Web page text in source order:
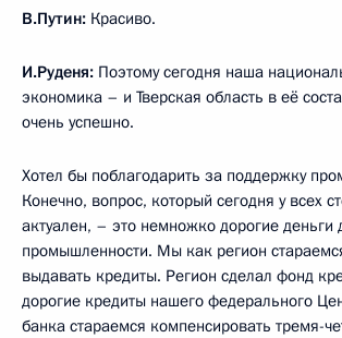
В.Путин: Красиво.
И.Руденя: Поэтому сегодня наша
экономика – и Тверская область в её
очень успешно.
Хотел бы поблагодарить за поддержку
Конечно, вопрос, который сегодня у всех
актуален, – это немножко дорогие деньги
промышленности. Мы как регион
выдавать кредиты. Регион сделал фонд
дорогие кредиты нашего федерального
банка стараемся компенсировать тремя-